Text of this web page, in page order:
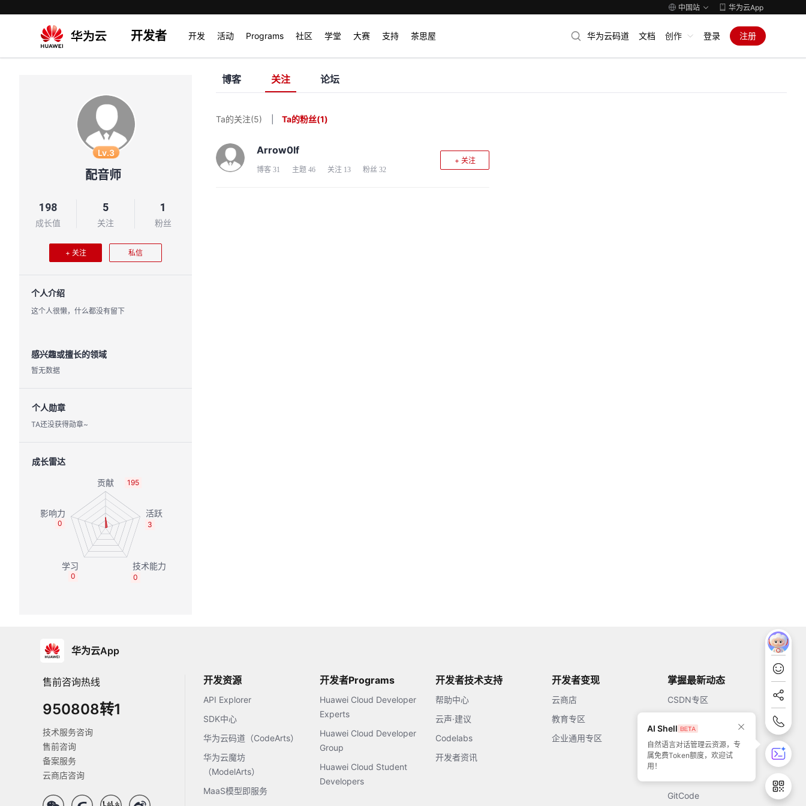
中国站 华为云App
开发者 开发 活动 Programs 社区 学堂 大赛 支持 茶思屋 华为云码道 文档 创作 登录 注册
AI Shell
自然语言对话管理云资源，专
属免费Token额度，欢迎试
用！
Lv.3
配音师
198
成长值
5
关注
1
粉丝
+ 关注 私信
个人介绍
这个人很懒，什么都没有留下
感兴趣或擅长的领域
暂无数据
个人勋章
TA还没获得勋章~
成长雷达
195
3
0
0
0
博客 关注 论坛
Ta的关注(5) Ta的粉丝(1)
Arrow0lf
博客 31 主题 46 关注 13 粉丝 32
+ 关注
华为云App
售前咨询热线
950808转1
技术服务咨询
售前咨询
备案服务
云商店咨询
开发资源
API Explorer
SDK中心
华为云码道（CodeArts）
华为云魔坊
（ModelArts）
MaaS模型即服务
开发者Programs
Huawei Cloud Developer
Experts
Huawei Cloud Developer
Group
Huawei Cloud Student
Developers
开发者技术支持
帮助中心
云声·建议
Codelabs
开发者资讯
开发者变现
云商店
教育专区
企业通用专区
掌握最新动态
CSDN专区
51CTO
GitCode